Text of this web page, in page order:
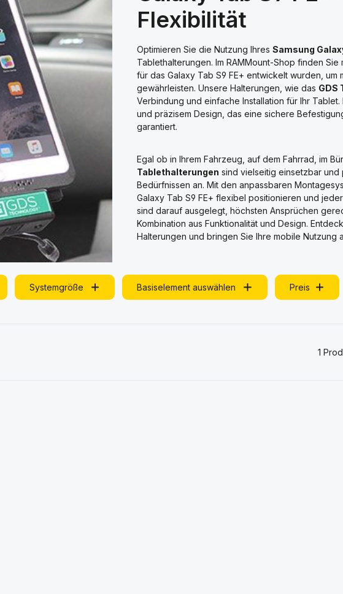
Flexibilität
Optimieren Sie die Nutzung Ihres Samsung
Tablethalterungen. Im RAMMount-Shop finden
für das Galaxy Tab S9 FE+ entwickelt wurden, um
gewährleisten. Unsere Halterungen, wie das GDS
Verbindung und einfache Installation für Ihr
und präzisem Design, das eine sichere
garantiert.
Egal ob in Ihrem Fahrzeug, auf dem Fahrrad, im
Tablethalterungen sind vielseitig einsetzbar und
Bedürfnissen an. Mit den anpassbaren
Galaxy Tab S9 FE+ flexibel positionieren und
sind darauf ausgelegt, höchsten Ansprüchen
Kombination aus Funktionalität und Design.
Halterungen und bringen Sie Ihre mobile Nutzung
Systemgröße Basiselement auswählen Preis
1